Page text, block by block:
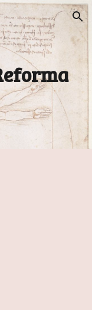
Skip to navigation